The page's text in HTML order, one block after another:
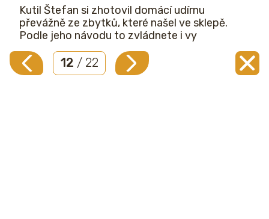
Kutil Štefan si zhotovil domácí udírnu
převážně ze zbytků, které našel ve sklepě.
Podle jeho návodu to zvládnete i vy
12 / 22